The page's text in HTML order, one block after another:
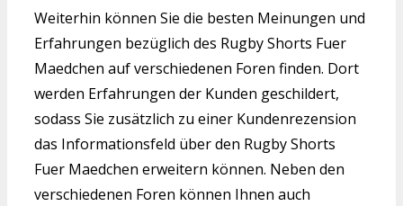
Weiterhin können Sie die besten Meinungen und
Erfahrungen bezüglich des Rugby Shorts Fuer
Maedchen auf verschiedenen Foren finden. Dort
werden Erfahrungen der Kunden geschildert,
sodass Sie zusätzlich zu einer Kundenrezension
das Informationsfeld über den Rugby Shorts
Fuer Maedchen erweitern können. Neben den
verschiedenen Foren können Ihnen auch